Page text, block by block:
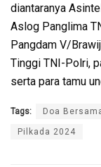
diantaranya
Aslog Panglima
Pangdam V/
Tinggi TNI-Polri,
serta para tamu
Tags: Doa
Pilkada 2024